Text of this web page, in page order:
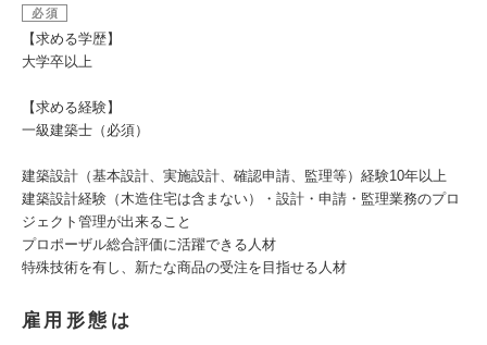
必須
【求める学歴】
大学卒以上
【求める経験】
一級建築士（必須）
建築設計（基本設計、実施設計、確認申請、監理等）経験10年以上
建築設計経験（木造住宅は含まない）・設計・申請・監理業務のプロ
ジェクト管理が出来ること
プロポーザル総合評価に活躍できる人材
特殊技術を有し、新たな商品の受注を目指せる人材
雇用形態は